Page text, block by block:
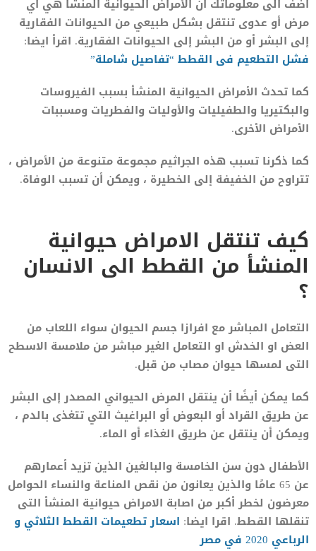
اضف الى معلوماتك ان الأمراض الحيوانية المنشأ هي أي
مرض أو عدوى تنتقل بشكل طبيعي من الحيوانات الفقارية
إلى البشر أو من البشر إلى الحيوانات الفقارية. اقرأ ايضا:
فشل التطعيم فى القطط “تفاصيل شاملة”
كما تحدث الأمراض الحيوانية المنشأ بسبب الفيروسات
والبكتيريا والطفيليات والأوليات والفطريات ومسببات
الأمراض الأخرى.
كما ذكرنا تسبب هذه الجراثيم مجموعة متنوعة من الأمراض ،
تتراوح من الخفيفة إلى الخطيرة ، ويمكن أن تسبب الوفاة.
كيف تنتقل الامراض حيوانية
المنشأ من القطط الى الانسان
؟
التعامل المباشر مع افرازا جسم الحيوان سواء اللعاب من
العض او الخدش او التعامل الغير مباشر من ملامسة الاسطح
التى لمسها حيوان مصاب من قبل.
كما يمكن أيضًا أن ينتقل المرض الحيواني المصدر إلى البشر
عن طريق القراد أو البعوض أو البراغيث التي تتغذى بالدم ،
ويمكن أن ينتقل عن طريق الغذاء أو الماء.
الأطفال دون سن الخامسة والبالغين الذين تزيد أعمارهم
عن 65 عامًا والذين يعانون من نقص المناعة والنساء الحوامل
معرضون لخطر أكبر من اصابة الامراض حيوانية المنشأ التى
تنقلها القطط. اقرا ايضا: اسعار تطعيمات القطط الثلاثي و
الرباعي 2020 في مصر